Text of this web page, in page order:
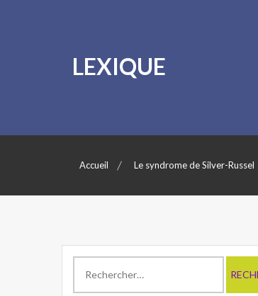
LEXIQUE
Accueil Le syndrome de Silver-Russel